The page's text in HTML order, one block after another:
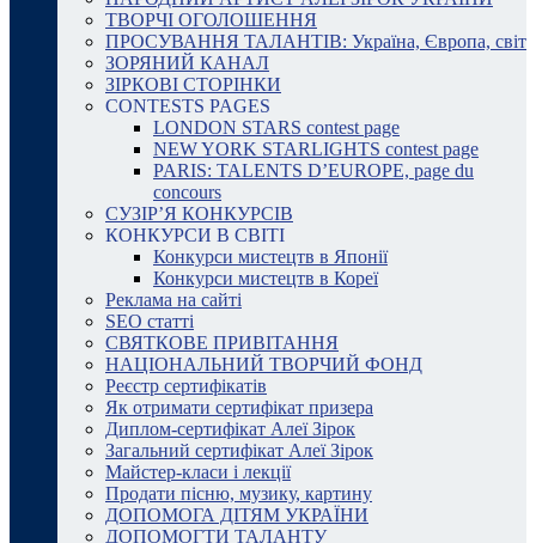
ТВОРЧІ ОГОЛОШЕННЯ
ПРОСУВАННЯ ТАЛАНТІВ: Україна, Європа, світ
ЗОРЯНИЙ КАНАЛ
ЗІРКОВІ СТОРІНКИ
CONTESTS PAGES
LONDON STARS contest page
NEW YORK STARLIGHTS contest page
PARIS: TALENTS D’EUROPE, page du
concours
СУЗІР’Я КОНКУРСІВ
КОНКУРСИ В СВІТІ
Конкурси мистецтв в Японії
Конкурси мистецтв в Кореї
Реклама на сайті
SEO статті
СВЯТКОВЕ ПРИВІТАННЯ
НАЦІОНАЛЬНИЙ ТВОРЧИЙ ФОНД
Реєстр сертифікатів
Як отримати сертифікат призера
Диплом-сертифікат Алеї Зірок
Загальний сертифікат Алеї Зірок
Майстер-класи і лекції
Продати пісню, музику, картину
ДОПОМОГА ДІТЯМ УКРАЇНИ
ДОПОМОГТИ ТАЛАНТУ